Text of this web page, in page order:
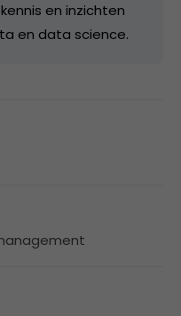
en inzichten
en data science.